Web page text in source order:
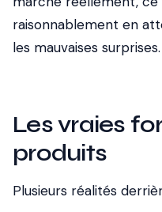
raisonnablement en
les mauvaises surprises.
Les vraies
produits
Plusieurs réalités